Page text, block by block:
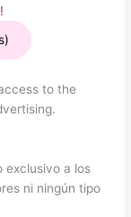
to the
exclusivo a los
ni ningún tipo